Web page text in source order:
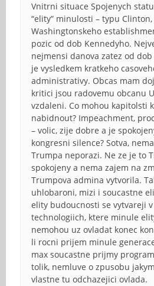
Vnitrni situace Spojenych
“elity” minulosti – typu
Washingtonskeho
pozic od dob Kennedyho.
nejmensi danova zatez od
je vysledkem kratkeho
administrativy. Obcas mam
kritici jsou radovemu obcanu
vzdaleni. Co mohou kapitolsti
nabidnout? Impeachment,
– volic, zije dobre a je
kongresni silence? Sotva,
Trumpa neporazi. Ne ze je to
spokojeny a nema zajem na
Trumpova admina vytvorila.
uhlobaroni, mizi i soucastne
elity budoucnosti se vytvareji
technologiich, ktere minule
nemohou uz ovladat konec
li rocni prijem minule
max soucastne prijmy
tolik, nemluve o zpusobu
vlastne tu odchazejici ovlada.